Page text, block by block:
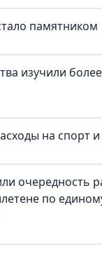
памятником
изучили
на спорт
по